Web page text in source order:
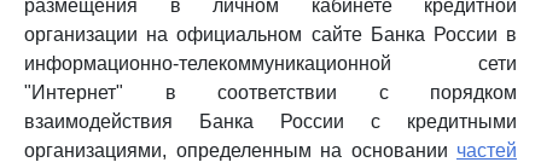
размещения в личном кабинете кредитной
организации на официальном сайте Банка России в
информационно-телекоммуникационной сети
"Интернет" в соответствии с порядком
взаимодействия Банка России с кредитными
организациями, определенным на основании частей